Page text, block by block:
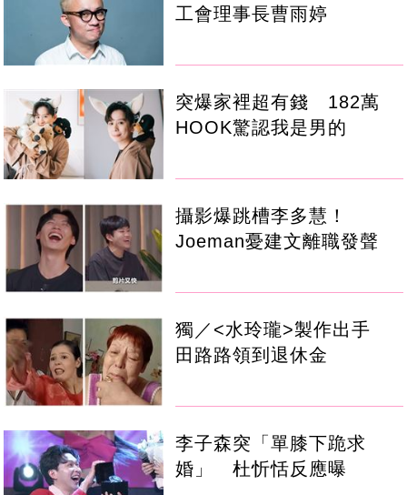
工會理事長曹雨婷
突爆家裡超有錢 182萬
HOOK驚認我是男的
攝影爆跳槽李多慧！
Joeman憂建文離職發聲
獨／<水玲瓏>製作出手
田路路領到退休金
李子森突「單膝下跪求
婚」 杜忻恬反應曝